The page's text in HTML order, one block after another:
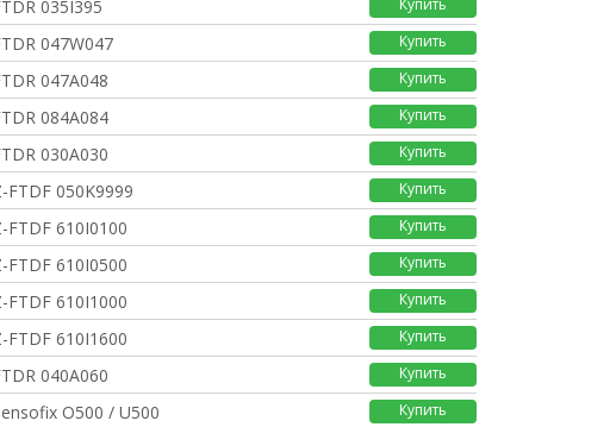
035I395 Купить
047W047 Купить
047A048 Купить
084A084 Купить
030A030 Купить
FTDF 050K9999 Купить
FTDF 610I0100 Купить
FTDF 610I0500 Купить
FTDF 610I1000 Купить
FTDF 610I1600 Купить
040A060 Купить
O500 / U500 Купить